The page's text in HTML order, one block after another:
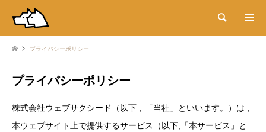
検索
プライバシーポリシー
プライバシーポリシー
株式会社ウェブサクシード（以下，「当社」といいます。）は，
本ウェブサイト上で提供するサービス（以下,「本サービス」と